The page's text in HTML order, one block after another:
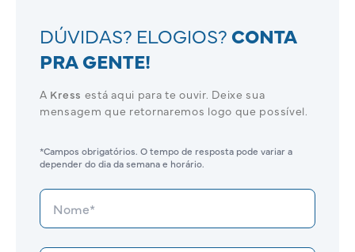
DÚVIDAS? ELOGIOS? CONTA
PRA GENTE!
A Kress está aqui para te ouvir. Deixe sua
mensagem que retornaremos logo que possível.
*Campos obrigatórios. O tempo de resposta pode variar a
depender do dia da semana e horário.